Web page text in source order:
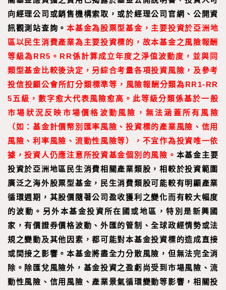
向經理公司或銷售機構索取，或於經理公司官網、公開資
訊觀測站查詢。本基金為股票型基金，主要投資於亞洲地
區以民生消費產業為主要投資標的，故本基金之風險報酬
等級為RR5。RR係計算成立年度之淨值波動度，並與同
類型基金比較後決定，另綜合考量各項投資風險，及參考
投信投顧公會所訂分類標準等，風險報酬分類為RR1-RR
5五級，數字愈大代表風險愈高。此等級分類係基於一般
市場狀況反映市場價格波動風險，無法涵蓋所有風險
（如：基金計價幣別匯率風險、投資標的產業風險、信用
風險、利率風險、流動性風險等），不宜作為投資唯一依
據，投資人仍應注意所投資基金個別的風險。 本基金主要
投資於亞洲地區民生消費相關產業類股，相較於投資範圍
廣泛之海外股票型基金，民生消費類股可能較有明顯產業
循環週期，其股價隨著公司盈收獲利之變化而有較大幅度
的波動。另外本基金投資所在國或地區，特別是新興國
家，有價證券價格波動、外匯的管制、全球政經情勢或法
規之變動及其他因素，都可能對本基金投資標的造成直接
或間接之影響。本基金將盡全力分散風險，但無法完全消
除。除匯兌風險外，基金投資之盈虧尚受到市場風險、流
動性風險、信用風險、產業景氣循環變動等影響，相關投